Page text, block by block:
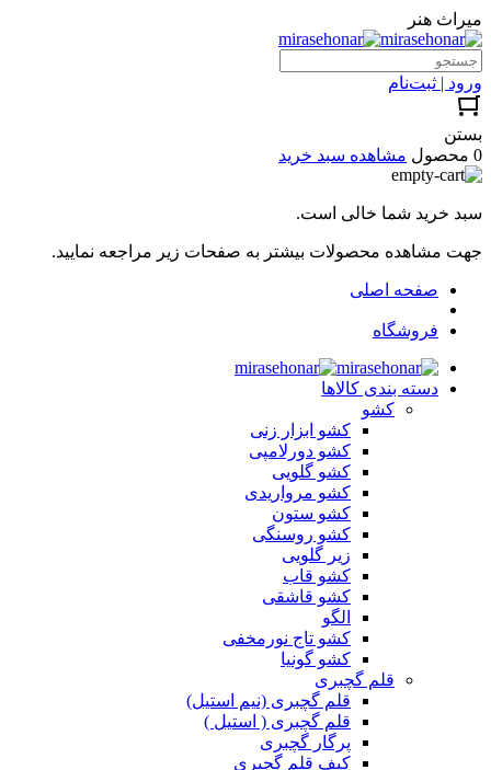
میراث هنر
ورود | ثبت‌نام
بستن
0 محصول
مشاهده سبد خرید
سبد خرید شما خالی است.
جهت مشاهده محصولات بیشتر به صفحات زیر مراجعه نمایید.
صفحه اصلی
فروشگاه
دسته بندی کالاها
کشو
کشو ابزار زنی
کشو دورلامپی
کشو گلویی
کشو مرواریدی
کشو ستون
کشو روسنگی
زیر گلویی
کشو قاب
کشو قاشقی
الگو
کشو تاج نورمخفی
کشو گونیا
قلم گچبری
قلم گچبری (نیم استیل)
قلم گچبری ( استیل )
پرگار گچبری
کیف قلم گچبری